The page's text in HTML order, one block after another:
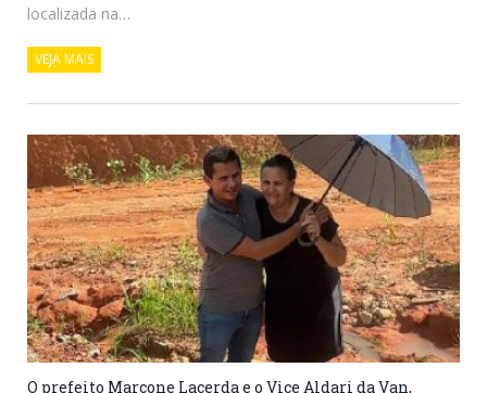
localizada na…
VEJA MAIS
O prefeito Marcone Lacerda e o Vice Aldari da Van,